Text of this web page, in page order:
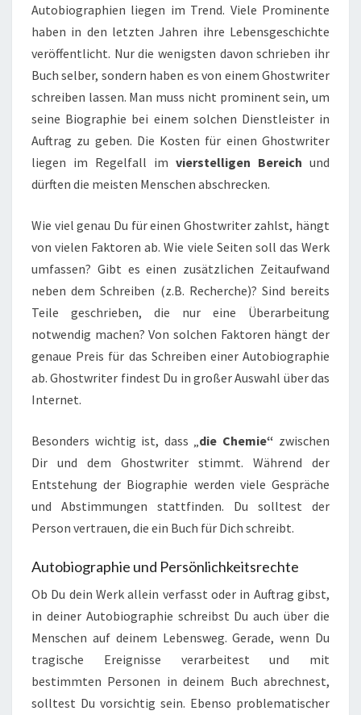
Autobiographien liegen im Trend. Viele Prominente
haben in den letzten Jahren ihre Lebensgeschichte
veröffentlicht. Nur die wenigsten davon schrieben ihr
Buch selber, sondern haben es von einem Ghostwriter
schreiben lassen. Man muss nicht prominent sein, um
seine Biographie bei einem solchen Dienstleister in
Auftrag zu geben. Die Kosten für einen Ghostwriter
liegen im Regelfall im vierstelligen Bereich und
dürften die meisten Menschen abschrecken.
Wie viel genau Du für einen Ghostwriter zahlst, hängt
von vielen Faktoren ab. Wie viele Seiten soll das Werk
umfassen? Gibt es einen zusätzlichen Zeitaufwand
neben dem Schreiben (z.B. Recherche)? Sind bereits
Teile geschrieben, die nur eine Überarbeitung
notwendig machen? Von solchen Faktoren hängt der
genaue Preis für das Schreiben einer Autobiographie
ab. Ghostwriter findest Du in großer Auswahl über das
Internet.
Besonders wichtig ist, dass „ die Chemie“ zwischen
Dir und dem Ghostwriter stimmt. Während der
Entstehung der Biographie werden viele Gespräche
und Abstimmungen stattfinden. Du solltest der
Person vertrauen, die ein Buch für Dich schreibt.
Autobiographie und Persönlichkeitsrechte
Ob Du dein Werk allein verfasst oder in Auftrag gibst,
in deiner Autobiographie schreibst Du auch über die
Menschen auf deinem Lebensweg. Gerade, wenn Du
tragische Ereignisse verarbeitest und mit
bestimmten Personen in deinem Buch abrechnest,
solltest Du vorsichtig sein. Ebenso problematischer